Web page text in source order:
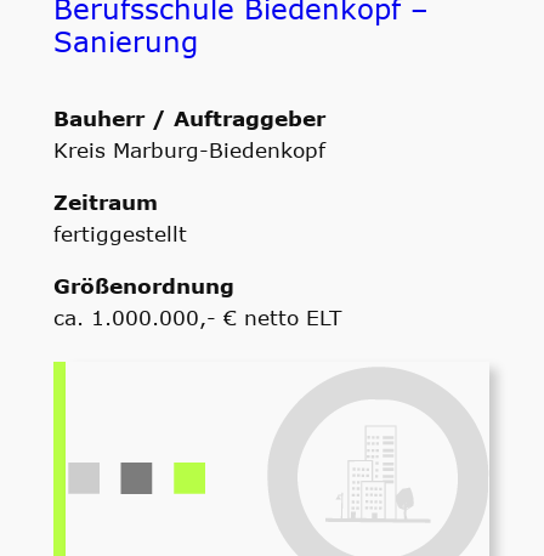
Berufsschule Biedenkopf –
Sanierung
Bauherr / Auftraggeber
Kreis Marburg-Biedenkopf
Zeitraum
fertiggestellt
Größenordnung
ca. 1.000.000,- € netto ELT